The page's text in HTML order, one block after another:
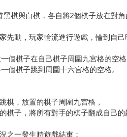
黑棋與白棋，各自將2個棋子放在對角
先動，玩家輪流進行遊戲，輪到自己
個棋子在自己棋子周圍九宮格的空格
個棋子跳到周圍十六宮格的空格。
棋，放置的棋子周圍九宮格，
棋子，將所有對手的棋子翻成自己的
之一發生時遊戲結束：